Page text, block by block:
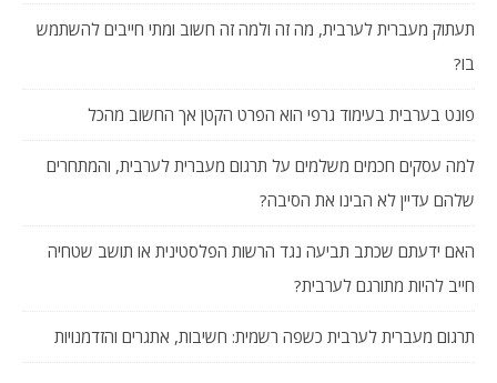
תעתוק מעברית לערבית, מה זה ולמה זה חשוב ומתי חייבים להשתמש
בו?
פונט בערבית בעימוד גרפי הוא הפרט הקטן אך החשוב מהכל
למה עסקים חכמים משלמים על תרגום מעברית לערבית, והמתחרים
שלהם עדיין לא הבינו את הסיבה?
האם ידעתם שכתב תביעה נגד הרשות הפלסטינית או תושב שטחיה
חייב להיות מתורגם לערבית?
תרגום מעברית לערבית כשפה רשמית: חשיבות, אתגרים והזדמנויות